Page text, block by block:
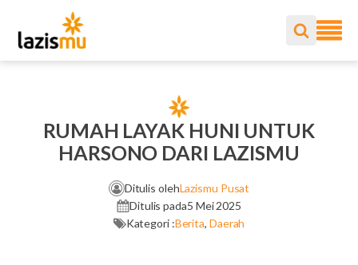
RUMAH LAYAK HUNI UNTUK
HARSONO DARI LAZISMU
Ditulis olehLazismu Pusat
Ditulis pada5 Mei 2025
Kategori :Berita, Daerah